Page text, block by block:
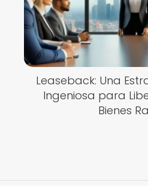
Leaseback: Una
Ingeniosa para
Bienes